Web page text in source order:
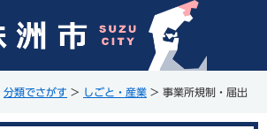
分類でさがす > しごと・産業 > 事業所規制・届出